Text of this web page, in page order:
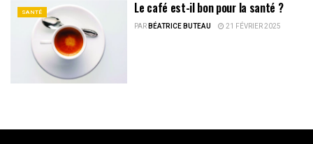
SANTÉ Le café est-il bon pour la santé ?
PARBÉATRICE BUTEAU 21 FÉVRIER 2025